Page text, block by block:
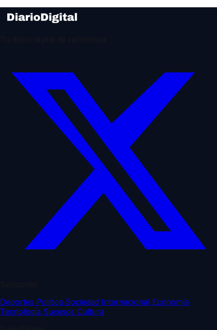
Deportes Política Sociedad Internacional Economía
Tecnología Sucesos Cultura